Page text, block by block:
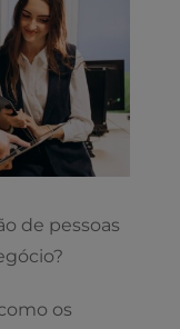
de pessoas
os